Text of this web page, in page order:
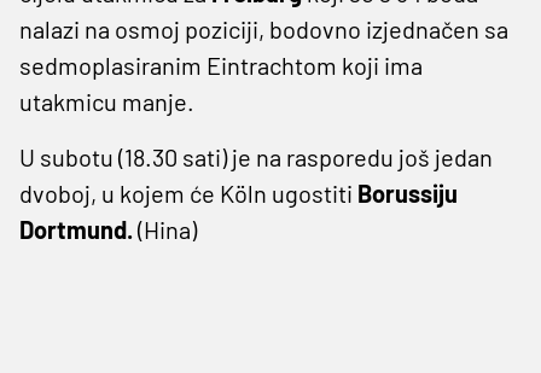
nalazi na osmoj poziciji, bodovno izjednačen sa
sedmoplasiranim Eintrachtom koji ima
utakmicu manje.
U subotu (18.30 sati) je na rasporedu još jedan
dvoboj, u kojem će Köln ugostiti Borussiju
Dortmund.(Hina)